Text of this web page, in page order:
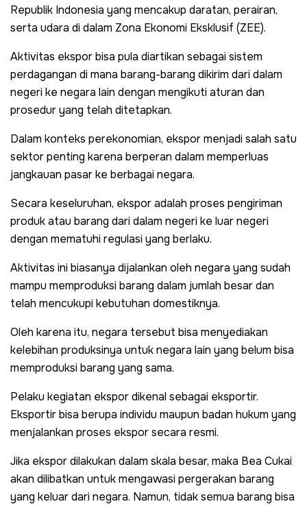
Republik Indonesia yang mencakup daratan, perairan,
serta udara di dalam Zona Ekonomi Eksklusif (ZEE).
Aktivitas ekspor bisa pula diartikan sebagai sistem
perdagangan di mana barang-barang dikirim dari dalam
negeri ke negara lain dengan mengikuti aturan dan
prosedur yang telah ditetapkan.
Dalam konteks perekonomian, ekspor menjadi salah satu
sektor penting karena berperan dalam memperluas
jangkauan pasar ke berbagai negara.
Secara keseluruhan, ekspor adalah proses pengiriman
produk atau barang dari dalam negeri ke luar negeri
dengan mematuhi regulasi yang berlaku.
Aktivitas ini biasanya dijalankan oleh negara yang sudah
mampu memproduksi barang dalam jumlah besar dan
telah mencukupi kebutuhan domestiknya.
Oleh karena itu, negara tersebut bisa menyediakan
kelebihan produksinya untuk negara lain yang belum bisa
memproduksi barang yang sama.
Pelaku kegiatan ekspor dikenal sebagai eksportir.
Eksportir bisa berupa individu maupun badan hukum yang
menjalankan proses ekspor secara resmi.
Jika ekspor dilakukan dalam skala besar, maka Bea Cukai
akan dilibatkan untuk mengawasi pergerakan barang
yang keluar dari negara. Namun, tidak semua barang bisa